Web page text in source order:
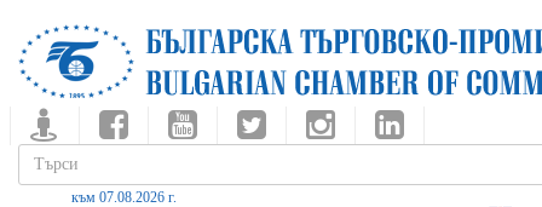
към 07.08.2026 г.